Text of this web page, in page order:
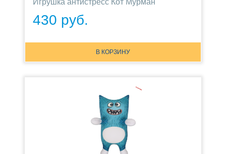
Игрушка антистресс Кот Мурман
430 руб.
В КОРЗИНУ